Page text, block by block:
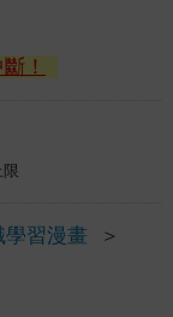
！
學習漫畫
＞